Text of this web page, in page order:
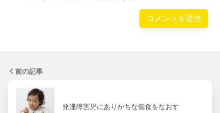
前の記事
発達障害児にありがちな偏食をなおす